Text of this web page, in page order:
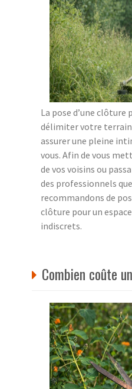
La pose d’une clôture
délimiter votre terrain
assurer une pleine
vous. Afin de vous
de vos voisins ou
des professionnels
recommandons de
clôture pour un
indiscrets.
Combien coûte